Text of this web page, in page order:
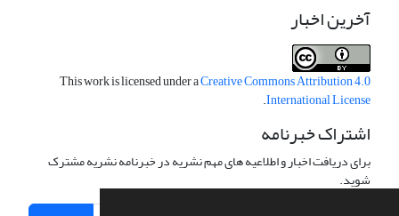
آخرین اخبار
This work is licensed under aCreative Commons Attribution 4.0
International License
.
اشتراک خبرنامه
برای دریافت اخبار و اطلاعیه های مهم نشریه در خبرنامه نشریه مشترک
شوید.